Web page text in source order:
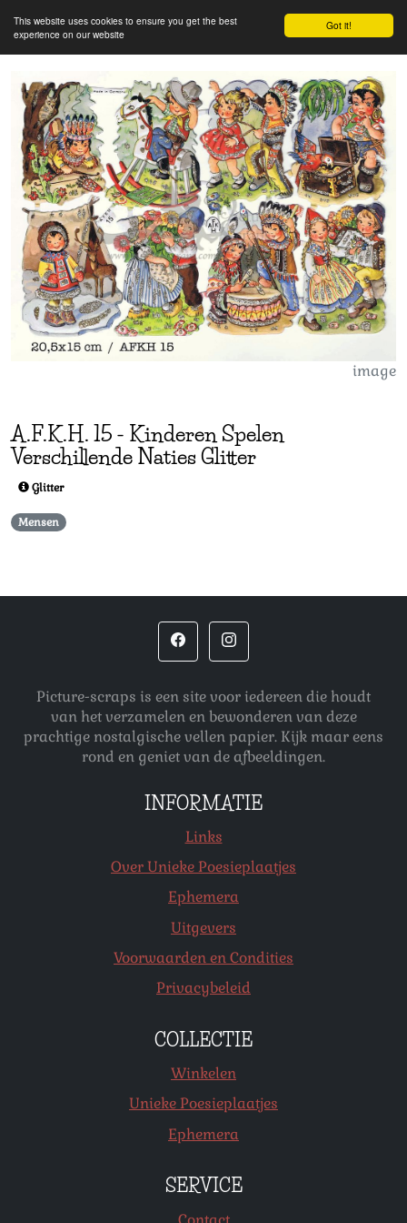
Got it!
This website uses cookies to ensure you get the best
experience on our website
image
A.F.K.H. 15 - Kinderen Spelen
Verschillende Naties Glitter
Glitter
Mensen
Picture-scraps is een site voor iedereen die houdt
van het verzamelen en bewonderen van deze
prachtige nostalgische vellen papier. Kijk maar eens
rond en geniet van de afbeeldingen.
INFORMATIE
Links
Over Unieke Poesieplaatjes
Ephemera
Uitgevers
Voorwaarden en Condities
Privacybeleid
COLLECTIE
Winkelen
Unieke Poesieplaatjes
Ephemera
SERVICE